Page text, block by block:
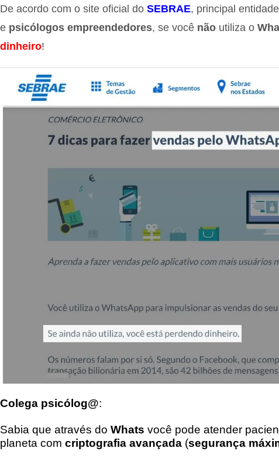
De acordo com o site oficial do SEBRAE, principal
e psicólogos empreendedores, se você não utiliza o
dinheiro!
Colega psicólog@:
Sabia que através do Whats você pode atender
planeta com criptografia avançada (segurança